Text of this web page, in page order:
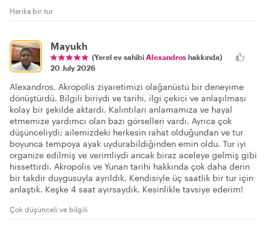
Harika bir tur
Mayukh
(Yerel ev sahibi Alexandros hakkında)
20 July 2026
Alexandros, Akropolis ziyaretimizi olağanüstü bir deneyime
dönüştürdü. Bilgili biriydi ve tarihi, ilgi çekici ve anlaşılması
kolay bir şekilde aktardı. Kalıntıları anlamamıza ve hayal
etmemize yardımcı olan bazı görselleri vardı. Ayrıca çok
düşünceliydi; ailemizdeki herkesin rahat olduğundan ve tur
boyunca tempoya ayak uydurabildiğinden emin oldu. Tur iyi
organize edilmiş ve verimliydi ancak biraz aceleye gelmiş gibi
hissettirdi. Akropolis ve Yunan tarihi hakkında çok daha derin
bir takdir duygusuyla ayrıldık. Kendisiyle üç saatlik bir tur için
anlaştık. Keşke 4 saat ayırsaydık. Kesinlikle tavsiye ederim!
Çok düşünceli ve bilgili